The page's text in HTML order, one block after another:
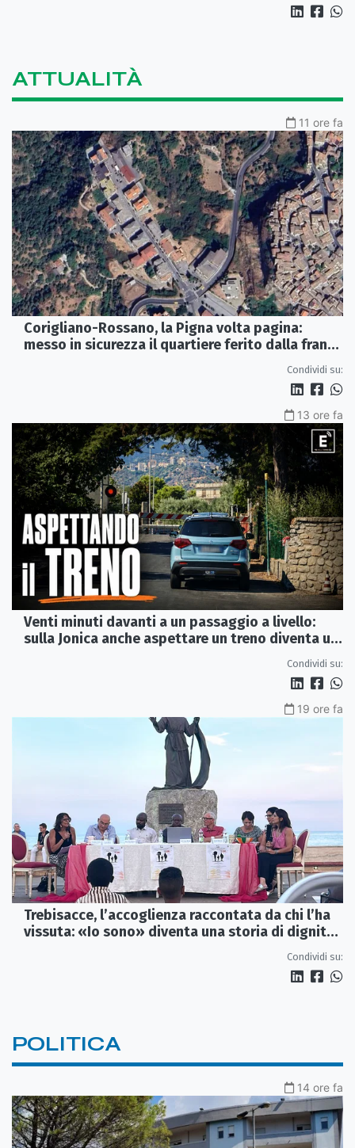
ATTUALITÀ
11 ore fa
Corigliano-Rossano, la Pigna volta pagina:
messo in sicurezza il quartiere ferito dalla frana
Condividi su:
13 ore fa
Venti minuti davanti a un passaggio a livello:
sulla Jonica anche aspettare un treno diventa un
Condividi su:
19 ore fa
Trebisacce, l’accoglienza raccontata da chi l’ha
vissuta: «Io sono» diventa una storia di dignità
Condividi su:
POLITICA
14 ore fa